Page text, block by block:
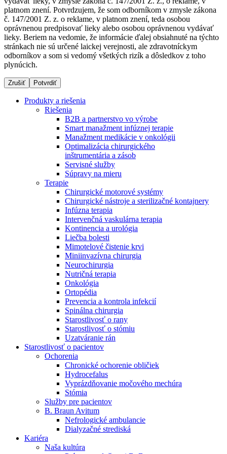
Produktový katalóg​
Objavte naše produkty. ​Navštívte produktový katalóg B.
Braun​ s našim kompletným produktovým portfóliom.​
Dialyzačné strediská
B. Braun Avitum poskytuje kvalitnú dialyzačnú starostlivosť
vo všetkých svojich strediskách na Slovensku. Viac
Nefrologické ambulancie
V nefrologických ambulanciách prevádzkujeme poradenstvo
a prípravu pacientov k jednotlivým metódam náhrady funkcie
obličiek. Zvoľte si mesto, ktoré potrebujete a navštívte nás.
Zostaňte v dialógu s B. Braun. Kontaktujte nás.
platnom znení. Potvrdzujem, že som odborníkom v zmysle zákona
č. 147/2001 Z. z. o reklame, v platnom znení, teda osobou
oprávnenou predpisovať lieky alebo osobou oprávnenou vydávať
lieky. Beriem na vedomie, že informácie ďalej obsiahnuté na týchto
stránkach nie sú určené laickej verejnosti, ale zdravotníckym
odborníkov a som si vedomý všetkých rizík a dôsledkov z toho
plynúcich.
Zrušiť Potvrdiť
Produkty a riešenia
Riešenia
B2B a partnerstvo vo výrobe
Smart manažment infúznej terapie
Manažment medikácie v onkológii
Optimalizácia chirurgického
inštrumentária a zásob
Servisné služby
Súpravy na mieru
Terapie
Chirurgické motorové systémy
Chirurgické nástroje a sterilizačné kontajnery
Infúzna terapia
Intervenčná vaskulárna terapia
Kontinencia a urológia
Liečba bolesti
Mimotelové čistenie krvi
Miniinvazívna chirurgia
Neurochirurgia
Nutričná terapia
Onkológia
Ortopédia
Prevencia a kontrola infekcií
Spinálna chirurgia
Starostlivosť o rany
Starostlivosť o stómiu
Uzatváranie rán
Starostlivosť o pacientov
Ochorenia
Chronické ochorenie obličiek
Hydrocefalus
Vyprázdňovanie močového mechúra
Stómia
Služby pre pacientov
B. Braun Avitum
Nefrologické ambulancie
Dialyzačné strediská
Kariéra
Naša kultúra